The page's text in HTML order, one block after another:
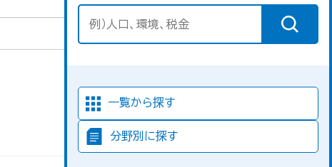
一覧から探す
分野別に探す